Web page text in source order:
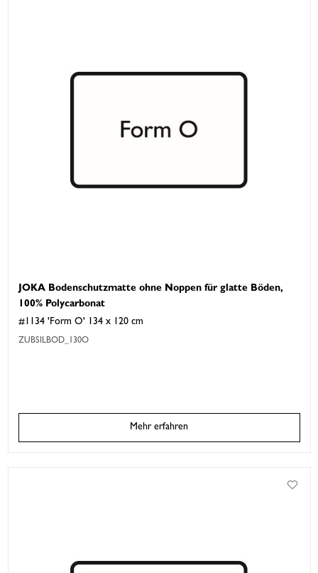
JOKA Bodenschutzmatte ohne Noppen für glatte Böden,
100% Polycarbonat
#1134 'Form O' 134 x 120 cm
ZUBSILBOD_130O
Mehr erfahren